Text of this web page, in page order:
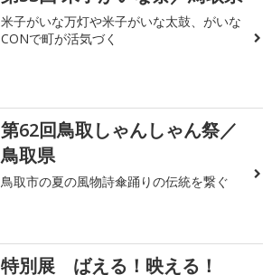
米子がいな万灯や米子がいな太鼓、がいな
CONで町が活気づく
第62回鳥取しゃんしゃん祭／
鳥取県
鳥取市の夏の風物詩傘踊りの伝統を繋ぐ
特別展 ばえる！映える！